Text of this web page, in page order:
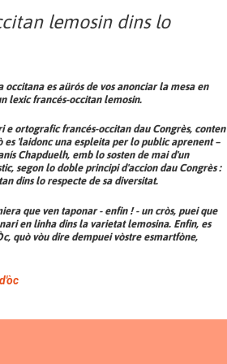
lemosin dins lo
es aürós de vos anonciar la mesa en
lexic francés-occitan lemosin.
e ortografic francés-occitan dau Congrès, conten
es 'laidonc una espleita per lo public aprenent –
Chapduelh, emb lo sosten de mai d'un
segon lo doble principi d'accion dau Congrès :
dins lo respecte de sa diversitat.
que ven taponar - enfin ! - un cròs, puei que
en linha dins la varietat lemosina. Enfin, es
quò vòu dire dempuei vòstre esmartfòne,